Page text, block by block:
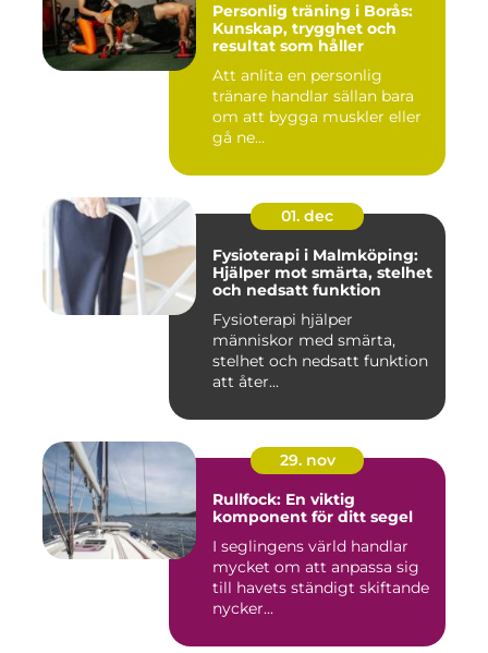
Personlig träning i Borås:
Kunskap, trygghet och
resultat som håller
Att anlita en personlig
tränare handlar sällan bara
om att bygga muskler eller
gå ne...
01. dec
Fysioterapi i Malmköping:
Hjälper mot smärta, stelhet
och nedsatt funktion
Fysioterapi hjälper
människor med smärta,
stelhet och nedsatt funktion
att åter...
29. nov
Rullfock: En viktig
komponent för ditt segel
I seglingens värld handlar
mycket om att anpassa sig
till havets ständigt skiftande
nycker...